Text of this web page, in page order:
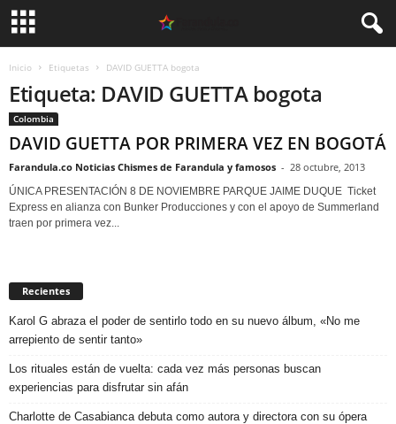
Inicio Etiquetas DAVID GUETTA bogota
Etiqueta: DAVID GUETTA bogota
Colombia
DAVID GUETTA POR PRIMERA VEZ EN BOGOTÁ
Farandula.co Noticias Chismes de Farandula y famosos - 28 octubre, 2013
ÚNICA PRESENTACIÓN 8 DE NOVIEMBRE PARQUE JAIME DUQUE Ticket
Express en alianza con Bunker Producciones y con el apoyo de Summerland
traen por primera vez...
Recientes
Karol G abraza el poder de sentirlo todo en su nuevo álbum, «No me
arrepiento de sentir tanto»
Los rituales están de vuelta: cada vez más personas buscan
experiencias para disfrutar sin afán
Charlotte de Casabianca debuta como autora y directora con su ópera